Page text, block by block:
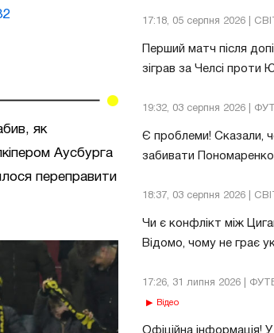
17:18, 05 серпня 2026 |
Перший матч після
зіграв за Челсі проти
19:32, 03 серпня 2026 |
Є проблеми! Сказали,
забивати
18:37, 03 серпня 2026 |
Чи є конфлікт між
Відомо, чому не грає
17:26, 31 липня 2026 |
Відео
Офіційна інформація!
як
Аусбурга
переправити